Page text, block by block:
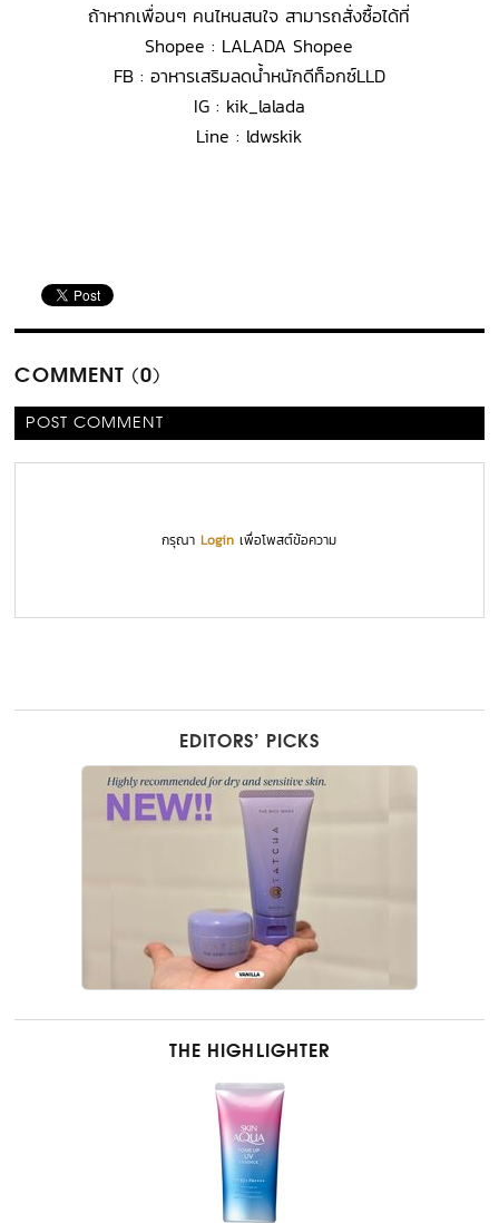
ถ้าหากเพื่อนๆ คนไหนสนใจ สามารถสั่งซื้อได้ที่
Shopee : LALADA Shopee
FB : อาหารเสริมลดน้ำหนักดีท็อกซ์LLD
IG : kik_lalada
Line : ldwskik
COMMENT (0)
POST COMMENT
กรุณาLogin เพื่อโพสต์ข้อความ
EDITORS’ PICKS
THE HIGHLIGHTER